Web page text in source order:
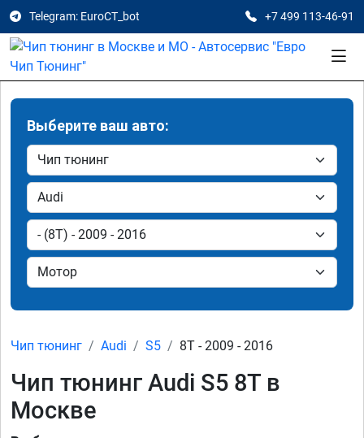
Telegram: EuroCT_bot +7 499 113-46-91
Выберите ваш авто:
Чип тюнинг Audi S5 8T - 2009 - 2016
Чип тюнинг Audi S5 8T в
Москве